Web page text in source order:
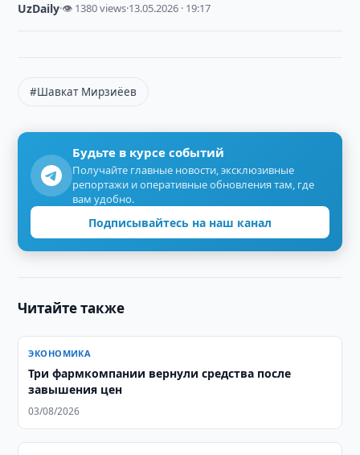
UzDaily·👁 1380 views·13.05.2026 · 19:17
#Шавкат Мирзиёев
Будьте в курсе событий
Получайте главные новости, эксклюзивные
репортажи и оперативные обновления там, где
вам удобно.
Подписывайтесь на наш канал
Читайте также
ЭКОНОМИКА
Три фармкомпании вернули средства после
завышения цен
03/08/2026